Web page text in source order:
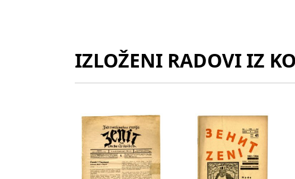
IZLOŽENI RADOVI IZ